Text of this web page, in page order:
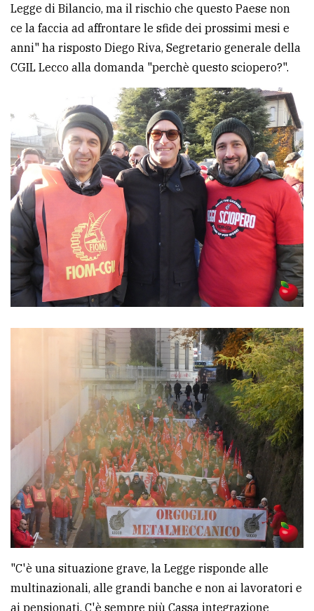
Legge di Bilancio, ma il rischio che questo Paese non
ce la faccia ad affrontare le sfide dei prossimi mesi e
anni" ha risposto Diego Riva, Segretario generale della
CGIL Lecco alla domanda "perchè questo sciopero?".
"C'è una situazione grave, la Legge risponde alle
multinazionali, alle grandi banche e non ai lavoratori e
ai pensionati. C'è sempre più Cassa integrazione